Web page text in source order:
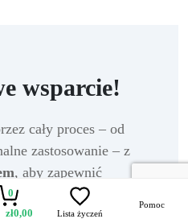
wsparcie!
cały proces – od
zastosowanie – z
, aby zapewnić
0
zł0,00 Lista życzeń
Pomoc